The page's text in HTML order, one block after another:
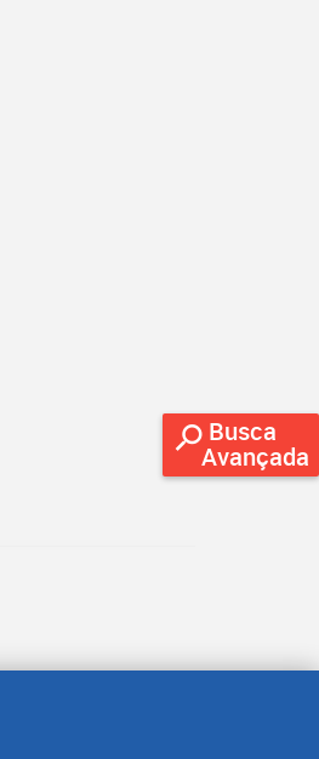
Busca
Avançada